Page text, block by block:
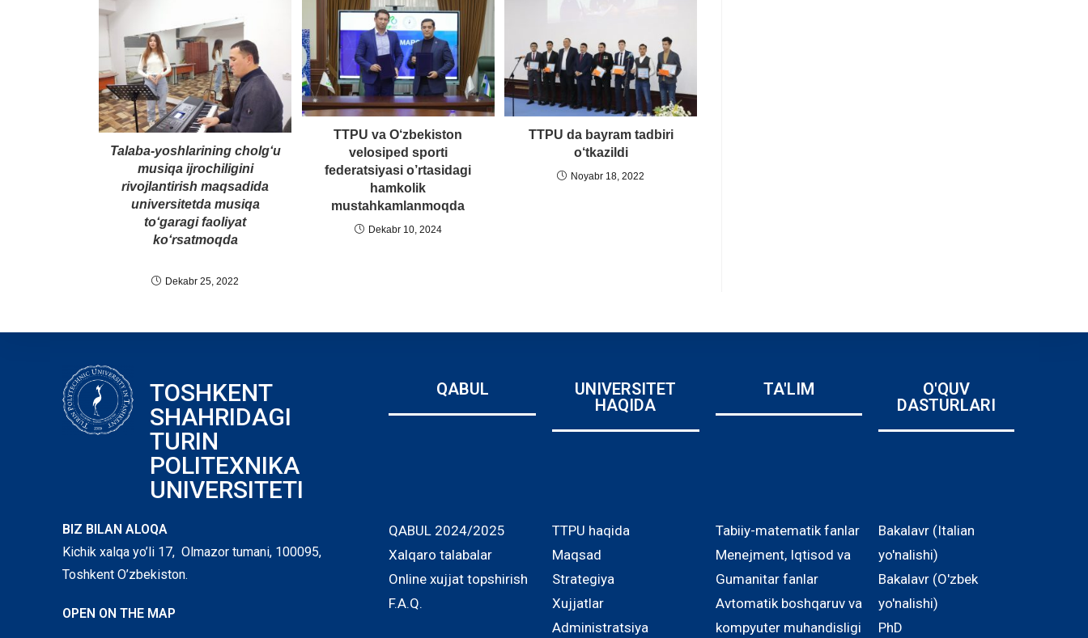
Talaba-yoshlarining cholg‘u
musiqa ijrochiligini
rivojlantirish maqsadida
universitetda musiqa
to‘garagi faoliyat
ko‘rsatmoqda
Dekabr 25, 2022
TTPU va O‘zbekiston
velosiped sporti
federatsiyasi o’rtasidagi
hamkolik
mustahkamlanmoqda
Dekabr 10, 2024
TTPU da bayram tadbiri
o‘tkazildi
Noyabr 18, 2022
TOSHKENT
SHAHRIDAGI
TURIN
POLITEXNIKA
UNIVERSITETI
QABUL
UNIVERSITET
HAQIDA
TA'LIM
O'QUV
DASTURLARI
BIZ BILAN ALOQA
Kichik xalqa yo’li 17, Olmazor tumani, 100095,
Toshkent O’zbekiston.
OPEN ON THE MAP
QABUL 2024/2025
Xalqaro talabalar
Online xujjat topshirish
F.A.Q.
TTPU haqida
Maqsad
Strategiya
Xujjatlar
Administratsiya
Tabiiy-matematik fanlar
Menejment, Iqtisod va
Gumanitar fanlar
Avtomatik boshqaruv va
kompyuter muhandisligi
Bakalavr (Italian
yo'nalishi)
Bakalavr (O'zbek
yo'nalishi)
PhD